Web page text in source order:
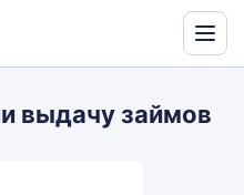
Translate
выдачу займов